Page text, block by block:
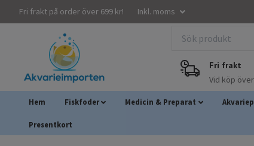
Fri frakt på order över 699 kr! Inkl. moms
Fri frakt
Vid köp
Hem Fiskfoder Medicin & Preparat
Presentkort